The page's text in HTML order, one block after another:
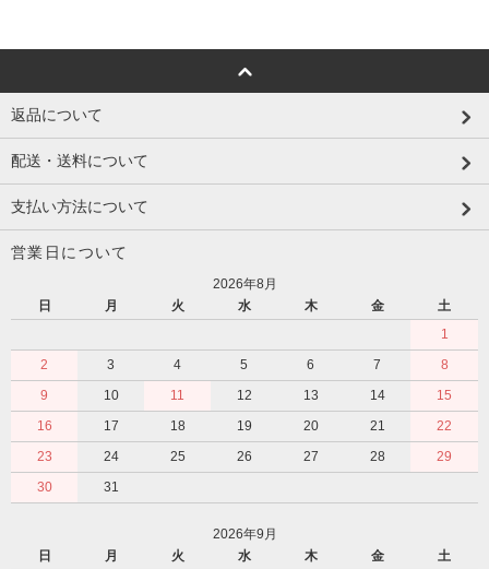
返品について
配送・送料について
支払い方法について
営業日について
2026年8月
日
月 火 水 木 金
土
1
2
3 4 5 6 7
8
9
10 11 12 13 14
15
16
17 18 19 20 21
22
23
24 25 26 27 28
29
30
31
2026年9月
日
月 火 水 木 金
土